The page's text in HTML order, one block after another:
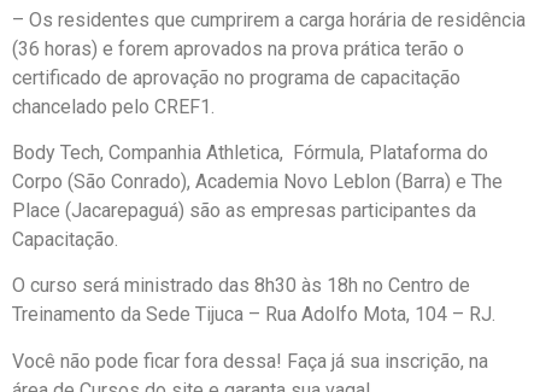
– Os residentes que cumprirem a carga horária de residência
(36 horas) e forem aprovados na prova prática terão o
certificado de aprovação no programa de capacitação
chancelado pelo CREF1.
Body Tech, Companhia Athletica, Fórmula, Plataforma do
Corpo (São Conrado), Academia Novo Leblon (Barra) e The
Place (Jacarepaguá) são as empresas participantes da
Capacitação.
O curso será ministrado das 8h30 às 18h no Centro de
Treinamento da Sede Tijuca – Rua Adolfo Mota, 104 – RJ.
Você não pode ficar fora dessa! Faça já sua inscrição, na